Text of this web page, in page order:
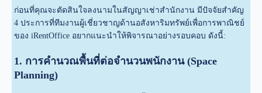
ก่อนที่คุณจะตัดสินใจลงนามในสัญญาเช่าสำนักงาน มีปัจจัยสำคัญ
4 ประการที่ทีมงานผู้เชี่ยวชาญด้านอสังหาริมทรัพย์เพื่อการพาณิชย์
ของ iRentOffice อยากแนะนำให้พิจารณาอย่างรอบคอบ ดังนี้:
1. การคำนวณพื้นที่ต่อจำนวนพนักงาน (Space
Planning)